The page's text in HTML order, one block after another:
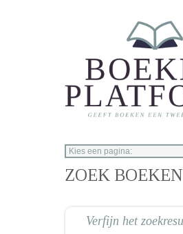
ZOEK BOEKEN